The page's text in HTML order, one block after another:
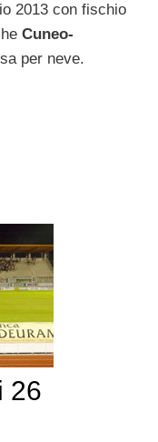
2013 con fischio
Cuneo-
per neve.
26